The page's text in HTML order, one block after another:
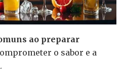
ao preparar
o sabor e a